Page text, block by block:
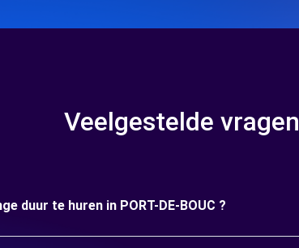
Veelgestelde vragen
duur te huren in PORT-DE-BOUC ?